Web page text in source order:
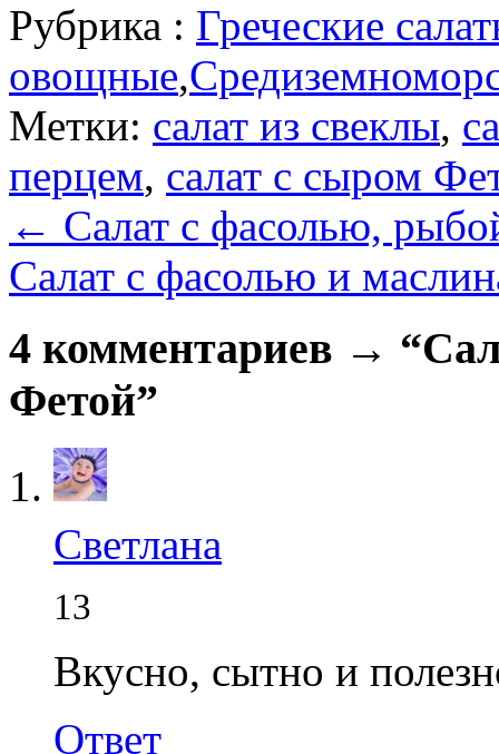
Рубрика : Греческие
овощные,
Метки: салат из свеклы,
перцем, салат с сыром
← Салат с фасолью,
Салат с фасолью и
4 комментариев →
Фетой”
Светлана
13
Вкусно, сытно и
Ответ